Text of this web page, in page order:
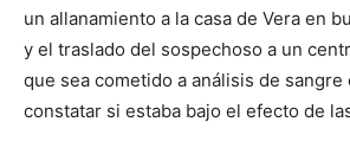
un allanamiento a la casa de Vera en
y el traslado del sospechoso a un
que sea cometido a análisis de sangre
constatar si estaba bajo el efecto de